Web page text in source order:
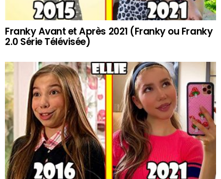
Franky Avant et Après 2021 (Franky ou Franky
2.0 Série Télévisée)